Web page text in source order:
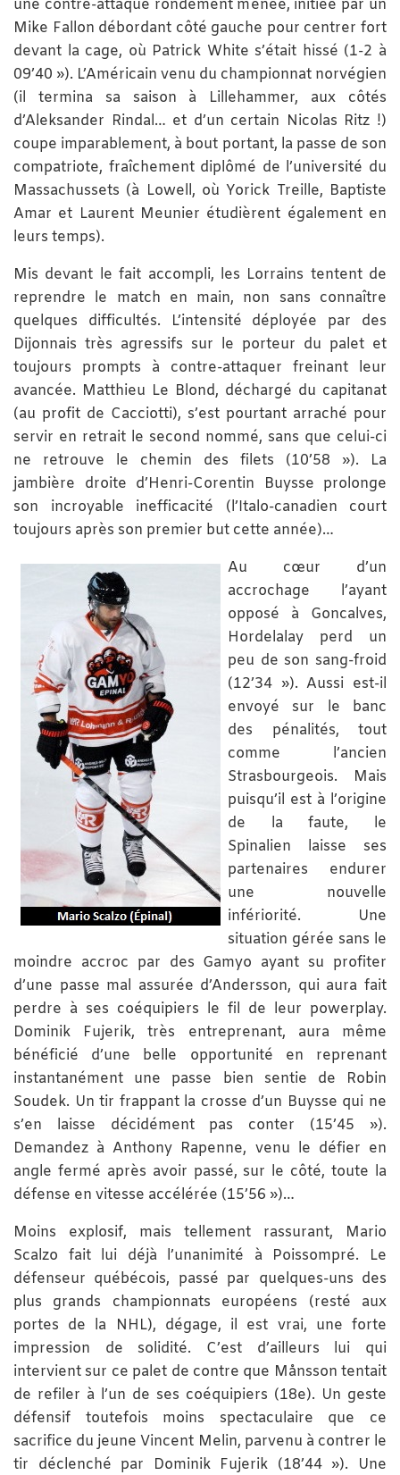
une contre-attaque rondement menée, initiée par un
Mike Fallon débordant côté gauche pour centrer fort
devant la cage, où Patrick White s’était hissé (1-2 à
09’40 »). L’Américain venu du championnat norvégien
(il termina sa saison à Lillehammer, aux côtés
d’Aleksander Rindal… et d’un certain Nicolas Ritz !)
coupe imparablement, à bout portant, la passe de son
compatriote, fraîchement diplômé de l’université du
Massachussets (à Lowell, où Yorick Treille, Baptiste
Amar et Laurent Meunier étudièrent également en
leurs temps).
Mis devant le fait accompli, les Lorrains tentent de
reprendre le match en main, non sans connaître
quelques difficultés. L’intensité déployée par des
Dijonnais très agressifs sur le porteur du palet et
toujours prompts à contre-attaquer freinant leur
avancée. Matthieu Le Blond, déchargé du capitanat
(au profit de Cacciotti), s’est pourtant arraché pour
servir en retrait le second nommé, sans que celui-ci
ne retrouve le chemin des filets (10’58 »). La
jambière droite d’Henri-Corentin Buysse prolonge
son incroyable inefficacité (l’Italo-canadien court
toujours après son premier but cette année)…
Au cœur d’un
accrochage l’ayant
opposé à Goncalves,
Hordelalay perd un
peu de son sang-froid
(12’34 »). Aussi est-il
envoyé sur le banc
des pénalités, tout
comme l’ancien
Strasbourgeois. Mais
puisqu’il est à l’origine
de la faute, le
Spinalien laisse ses
partenaires endurer
une nouvelle
infériorité. Une
situation gérée sans le
moindre accroc par des Gamyo ayant su profiter
d’une passe mal assurée d’Andersson, qui aura fait
perdre à ses coéquipiers le fil de leur powerplay.
Dominik Fujerik, très entreprenant, aura même
bénéficié d’une belle opportunité en reprenant
instantanément une passe bien sentie de Robin
Soudek. Un tir frappant la crosse d’un Buysse qui ne
s’en laisse décidément pas conter (15’45 »).
Demandez à Anthony Rapenne, venu le défier en
angle fermé après avoir passé, sur le côté, toute la
défense en vitesse accélérée (15’56 »)…
Moins explosif, mais tellement rassurant, Mario
Scalzo fait lui déjà l’unanimité à Poissompré. Le
défenseur québécois, passé par quelques-uns des
plus grands championnats européens (resté aux
portes de la NHL), dégage, il est vrai, une forte
impression de solidité. C’est d’ailleurs lui qui
intervient sur ce palet de contre que Månsson tentait
de refiler à l’un de ses coéquipiers (18e). Un geste
défensif toutefois moins spectaculaire que ce
sacrifice du jeune Vincent Melin, parvenu à contrer le
tir déclenché par Dominik Fujerik (18’44 »). Une